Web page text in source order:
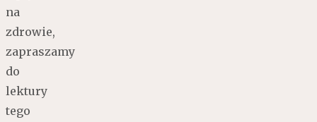
na
zdrowie,
zapraszamy
do
lektury
tego